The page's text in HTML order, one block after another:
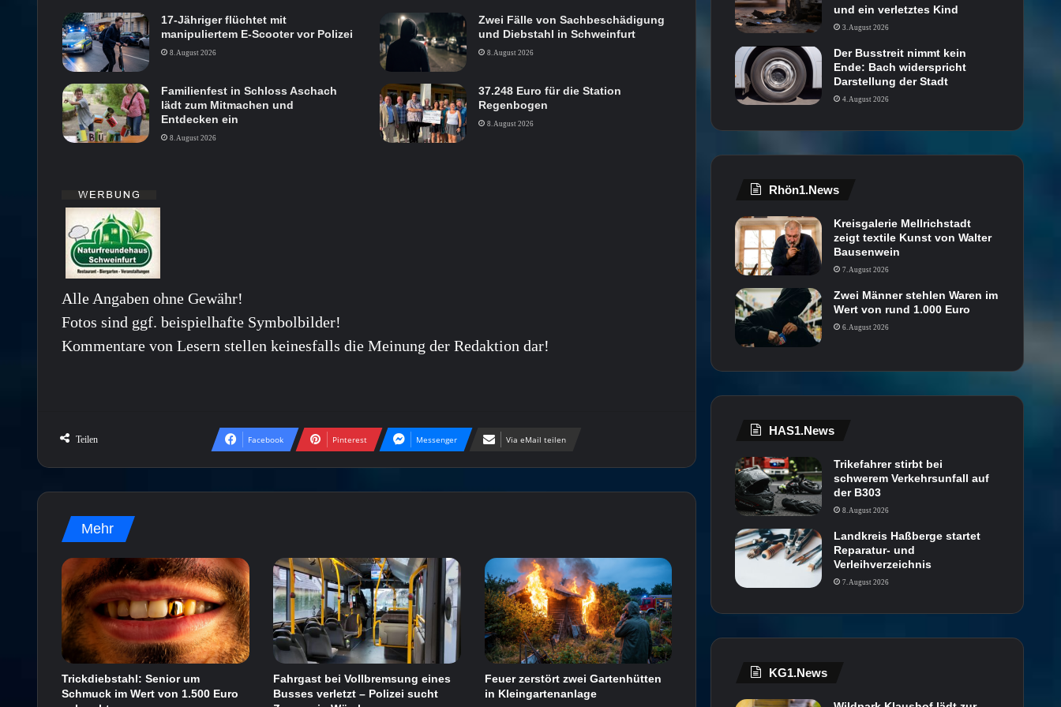
17-Jähriger flüchtet mit
manipuliertem E-Scooter vor Polizei
8. August 2026
Zwei Fälle von Sachbeschädigung
und Diebstahl in Schweinfurt
8. August 2026
Familienfest in Schloss Aschach
lädt zum Mitmachen und
Entdecken ein
8. August 2026
37.248 Euro für die Station
Regenbogen
8. August 2026
Alle Angaben ohne Gewähr!
Fotos sind ggf. beispielhafte Symbolbilder!
Kommentare von Lesern stellen keinesfalls die Meinung der Redaktion dar!
Teilen Facebook Pinterest Messenger Via eMail teilen
Mehr
Trickdiebstahl: Senior um
Schmuck im Wert von 1.500 Euro
Fahrgast bei Vollbremsung eines
Busses verletzt – Polizei sucht
Feuer zerstört zwei Gartenhütten
in Kleingartenanlage
und ein verletztes Kind
3. August 2026
Der Busstreit nimmt kein
Ende: Bach widerspricht
Darstellung der Stadt
4. August 2026
Rhön1.News
Kreisgalerie Mellrichstadt
zeigt textile Kunst von Walter
Bausenwein
7. August 2026
Zwei Männer stehlen Waren im
Wert von rund 1.000 Euro
6. August 2026
HAS1.News
Trikefahrer stirbt bei
schwerem Verkehrsunfall auf
der B303
8. August 2026
Landkreis Haßberge startet
Reparatur- und
Verleihverzeichnis
7. August 2026
KG1.News